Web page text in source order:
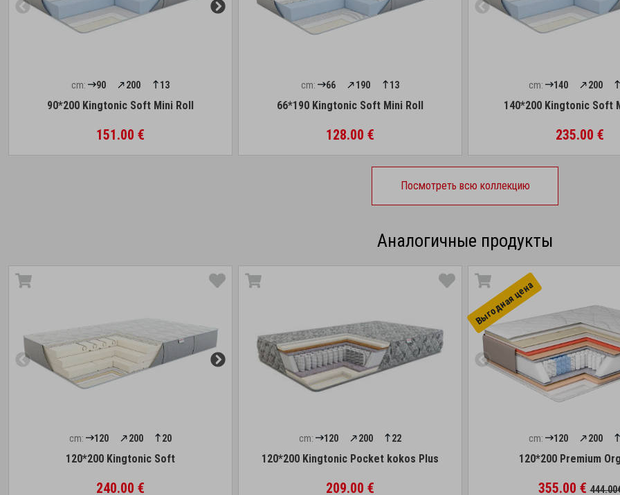
cm: 90 200 13
90*200 Kingtonic Soft Mini Roll
151.00 €
cm: 66 190 13
66*190 Kingtonic Soft Mini Roll
128.00 €
cm: 140 200
140*200 Kingtonic Soft
235.00 €
Посмотреть всю коллекцию
Аналогичные продукты
cm: 120 200 20
120*200 Kingtonic Soft
240.00 €
cm: 120 200 22
120*200 Kingtonic Pocket kokos Plus
209.00 €
Выгоднaя цена
cm: 120 200
120*200 Premium
355.00 €